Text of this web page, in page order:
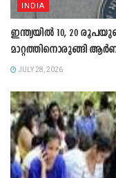
INDIA
ഇന്ത്യയിൽ 10, 20
മാറ്റത്തിനൊരുങ്ങി
JULY 28, 2026